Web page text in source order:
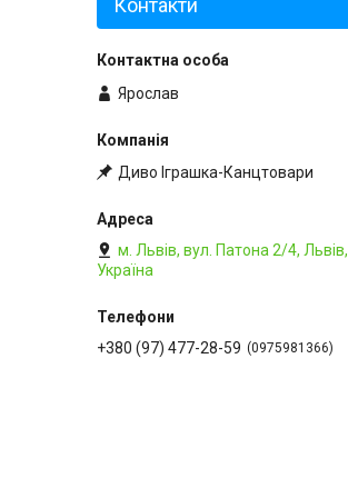
Контакти
Ярослав
Диво Іграшка-Канцтовари
м. Львів, вул. Патона 2/4, Львів,
Україна
+380 (97) 477-28-59 0975981366